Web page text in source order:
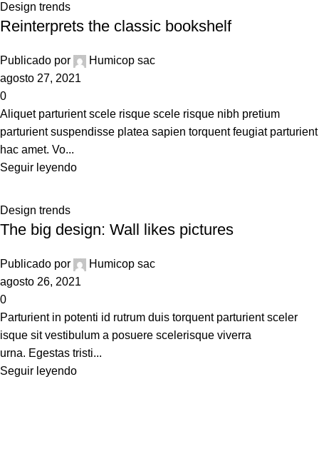
Design trends
Reinterprets the classic bookshelf
Publicado por
Humicop sac
agosto 27, 2021
0
Aliquet parturient scele risque scele risque nibh pretium
parturient suspendisse platea sapien torquent feugiat parturient
hac amet. Vo...
Seguir leyendo
Design trends
The big design: Wall likes pictures
Publicado por
Humicop sac
agosto 26, 2021
0
Parturient in potenti id rutrum duis torquent parturient sceler
isque sit vestibulum a posuere scelerisque viverra
urna. Egestas tristi...
Seguir leyendo